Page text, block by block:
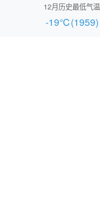
12月历史最低气温
-19℃(1959)